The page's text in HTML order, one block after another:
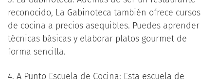
reconocido, La Gabinoteca también ofrece cursos
de cocina a precios asequibles. Puedes aprender
técnicas básicas y elaborar platos gourmet de
forma sencilla.
4. A Punto Escuela de Cocina: Esta escuela de